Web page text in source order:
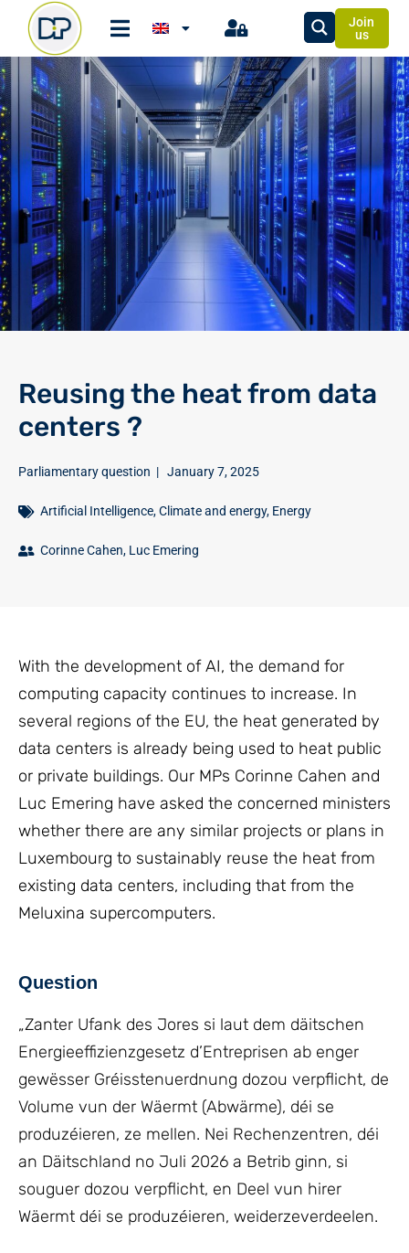
Join
us
Reusing the heat from data
centers ?
Parliamentary question | January 7, 2025
Artificial Intelligence,Climate and energy, Energy
Corinne Cahen, Luc Emering
With the development of AI, the demand for
computing capacity continues to increase. In
several regions of the EU, the heat generated by
data centers is already being used to heat public
or private buildings. Our MPs Corinne Cahen and
Luc Emering have asked the concerned ministers
whether there are any similar projects or plans in
Luxembourg to sustainably reuse the heat from
existing data centers, including that from the
Meluxina supercomputers.
Question
„Zanter Ufank des Jores si laut dem däitschen
Energieeffizienzgesetz d’Entreprisen ab enger
gewësser Gréisstenuerdnung dozou verpflicht, de
Volume vun der Wäermt (Abwärme), déi se
produzéieren, ze mellen. Nei Rechenzentren, déi
an Däitschland no Juli 2026 a Betrib ginn, si
souguer dozou verpflicht, en Deel vun hirer
Wäermt déi se produzéieren, weiderzeverdeelen.